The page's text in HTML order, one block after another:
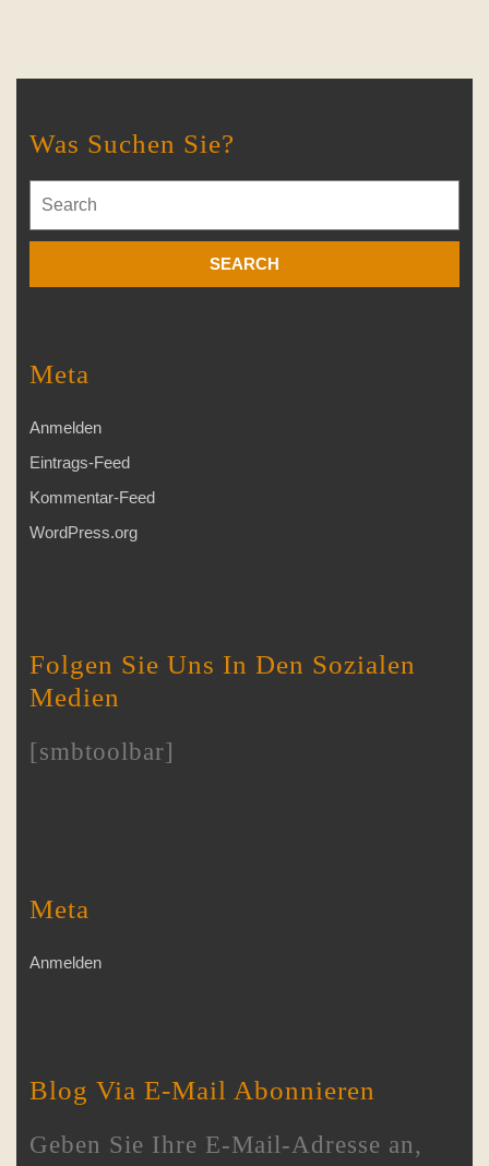
Was Suchen Sie?
for:
Meta
Anmelden
Eintrags-Feed
Kommentar-Feed
WordPress.org
Folgen Sie Uns In Den Sozialen
Medien
[smbtoolbar]
Meta
Anmelden
Blog Via E-Mail Abonnieren
Geben Sie Ihre E-Mail-Adresse an,